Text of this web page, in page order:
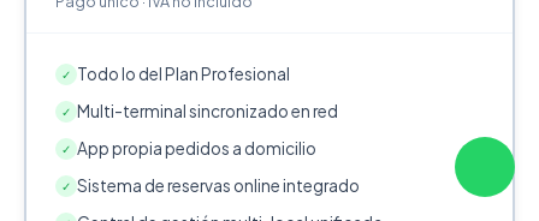
✓ Todo lo del Plan Profesional
✓ Multi-terminal sincronizado en red
✓ App propia pedidos a domicilio
✓ Sistema de reservas online integrado